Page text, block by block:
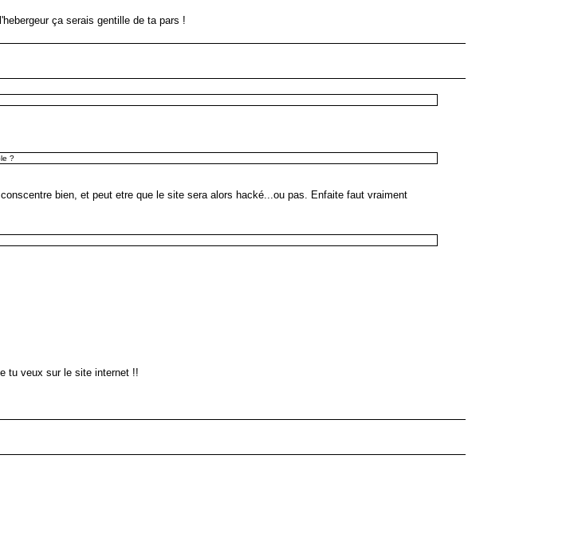
ça serais gentille de ta pars !
?
bien, et peut etre que le site sera alors hacké...ou pas. Enfaite faut vraiment
tu veux sur le site internet !!